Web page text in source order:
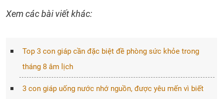
Xem các bài viết khác:
Top 3 con giáp cần đặc biệt đề phòng sức khỏe trong
tháng 8 âm lịch
3 con giáp uống nước nhớ nguồn, được yêu mến vì biết